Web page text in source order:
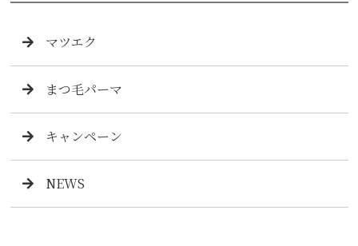
マツエク
まつ毛パーマ
キャンペーン
NEWS